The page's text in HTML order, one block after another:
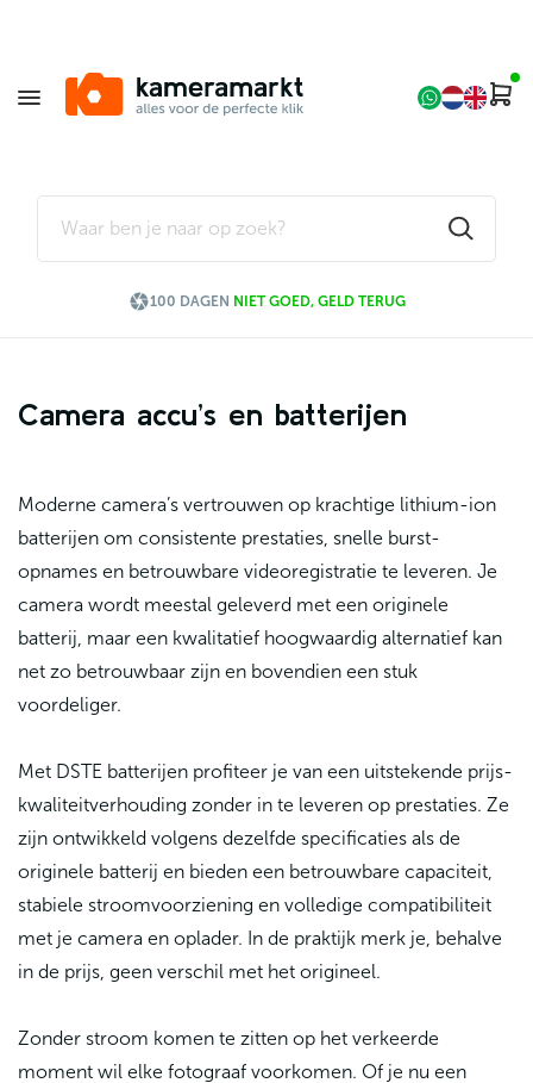
100 DAGEN NIET GOED, GELD TERUG
Camera accu’s en batterijen
Moderne camera’s vertrouwen op krachtige lithium-ion
batterijen om consistente prestaties, snelle burst-
opnames en betrouwbare videoregistratie te leveren. Je
camera wordt meestal geleverd met een originele
batterij, maar een kwalitatief hoogwaardig alternatief kan
net zo betrouwbaar zijn en bovendien een stuk
voordeliger.
Met DSTE batterijen profiteer je van een uitstekende prijs-
kwaliteitverhouding zonder in te leveren op prestaties. Ze
zijn ontwikkeld volgens dezelfde specificaties als de
originele batterij en bieden een betrouwbare capaciteit,
stabiele stroomvoorziening en volledige compatibiliteit
met je camera en oplader. In de praktijk merk je, behalve
in de prijs, geen verschil met het origineel.
Zonder stroom komen te zitten op het verkeerde
moment wil elke fotograaf voorkomen. Of je nu een